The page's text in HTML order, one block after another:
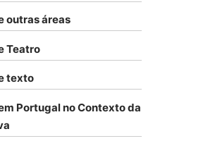
outras áreas
Teatro
texto
Portugal no Contexto da